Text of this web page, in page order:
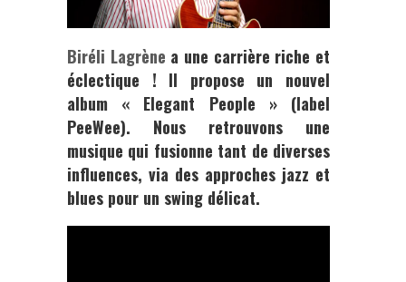
Biréli Lagrène a une carrière riche et
éclectique ! Il propose un nouvel
album « Elegant People » (label
PeeWee). Nous retrouvons une
musique qui fusionne tant de diverses
influences, via des approches jazz et
blues pour un swing délicat.